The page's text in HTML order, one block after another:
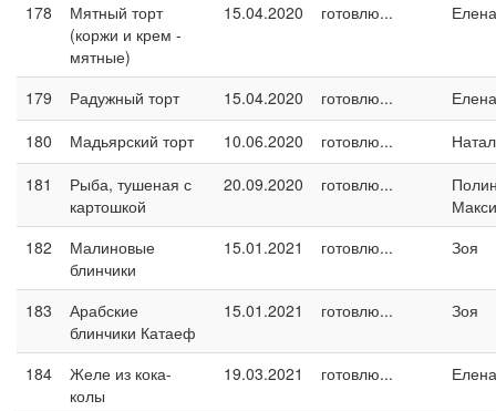
178
Мятный торт
(коржи и крем -
мятные)
15.04.2020 готовлю...
179 Радужный торт 15.04.2020 готовлю...
180
Мадьярский торт 10.06.2020 готовлю...
181
Рыба, тушеная с
картошкой
20.09.2020 готовлю...
182
Малиновые
блинчики
15.01.2021 готовлю... Зоя
183
Арабские
блинчики Катаеф
15.01.2021 готовлю... Зоя
184
Желе из кока-
колы
19.03.2021 готовлю...